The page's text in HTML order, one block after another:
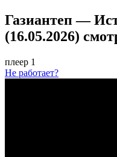
Газиантеп —
(16.05.2026)
плеер 1
Не работает?